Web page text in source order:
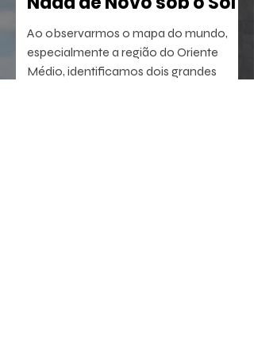
Ao observarmos o mapa do mundo,
especialmente a região do Oriente
Médio, identificamos dois grandes